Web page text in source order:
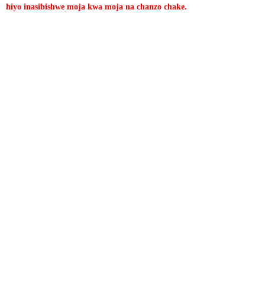
hiyo inasibishwe moja kwa moja na chanzo chake.